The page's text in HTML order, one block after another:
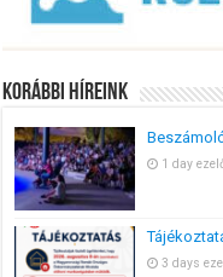
Korábbi Híreink
1 day
3 days